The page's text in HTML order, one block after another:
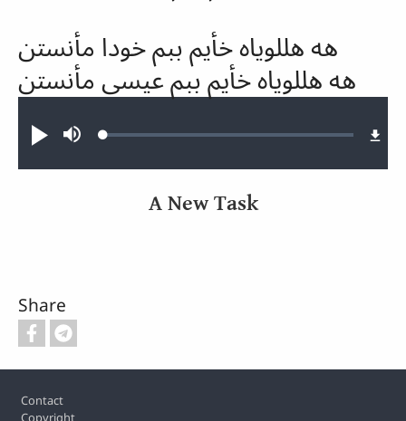
هه هللویاه خأیم ببم خودا مأنستن
هه هللویاه خأیم ببم عیسی مأنستن
Play MuteLoaded:
A New Task
Share
Contact
Copyright